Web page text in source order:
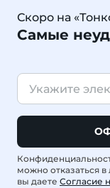
Скоро на
Самые
можно отказаться
вы даете Согласие